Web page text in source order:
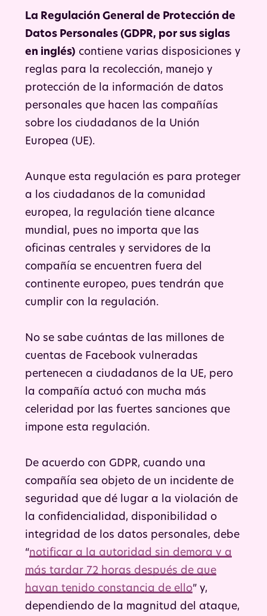
La Regulación General de Protección de
Datos Personales (GDPR, por sus siglas
en inglés) contiene varias disposiciones y
reglas para la recolección, manejo y
protección de la información de datos
personales que hacen las compañías
sobre los ciudadanos de la Unión
Europea (UE).
Aunque esta regulación es para proteger
a los ciudadanos de la comunidad
europea, la regulación tiene alcance
mundial, pues no importa que las
oficinas centrales y servidores de la
compañía se encuentren fuera del
continente europeo, pues tendrán que
cumplir con la regulación.
No se sabe cuántas de las millones de
cuentas de Facebook vulneradas
pertenecen a ciudadanos de la UE, pero
la compañía actuó con mucha más
celeridad por las fuertes sanciones que
impone esta regulación.
De acuerdo con GDPR, cuando una
compañía sea objeto de un incidente de
seguridad que dé lugar a la violación de
la confidencialidad, disponibilidad o
integridad de los datos personales, debe
“notificar a la autoridad sin demora y a
más tardar 72 horas después de que
hayan tenido constancia de ello” y,
dependiendo de la magnitud del ataque,